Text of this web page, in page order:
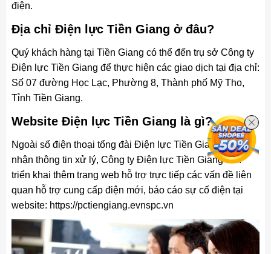
điện.
Địa chỉ Điện lực Tiền Giang ở đâu?
Quý khách hàng tại Tiền Giang có thể đến trụ sở Công ty
Điện lực Tiền Giang để thực hiện các giao dịch tại địa chỉ:
Số 07 đường Học Lạc, Phường 8, Thành phố Mỹ Tho,
Tỉnh Tiền Giang.
Website Điện lực Tiền Giang là gì?
Ngoài số điện thoại tổng đài Điện lực Tiền Giang tiếp
nhận thông tin xử lý, Công ty Điện lực Tiền Giang còn
triển khai thêm trang web hỗ trợ trực tiếp các vấn đề liên
quan hỗ trợ cung cấp điện mới, báo cáo sự cố điện tại
website: https://pctiengiang.evnspc.vn